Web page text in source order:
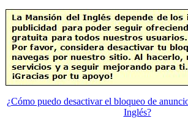
¿Cómo puedo desactivar el bloqueo de
Inglés?